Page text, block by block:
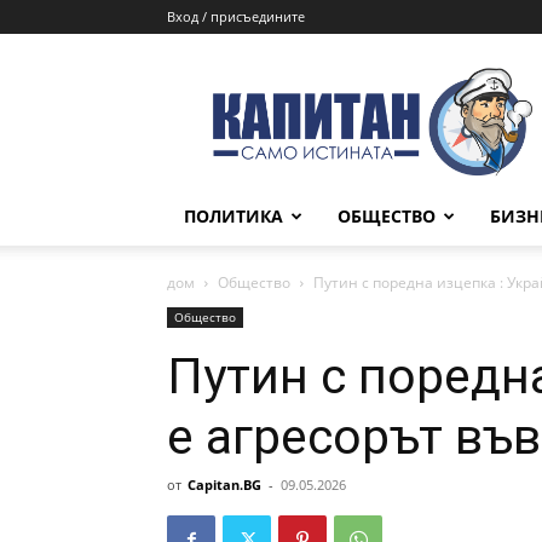
Вход / присъедините
ПОЛИТИКА ОБЩЕСТВО
дом Общество Путин с поредна изцепка :
Общество
Путин с
е агресорът
от Capitan.BG - 09.05.2026